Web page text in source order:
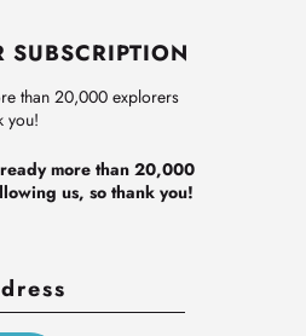
SUBSCRIPTION
than 20,000 explorers
you!
more than 20,000
us, so thank you!